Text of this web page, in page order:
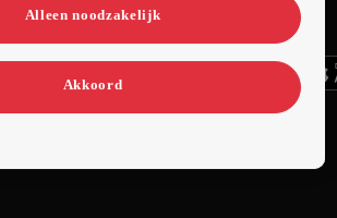
naar
programma
Alleen noodzakelijk
Akkoord